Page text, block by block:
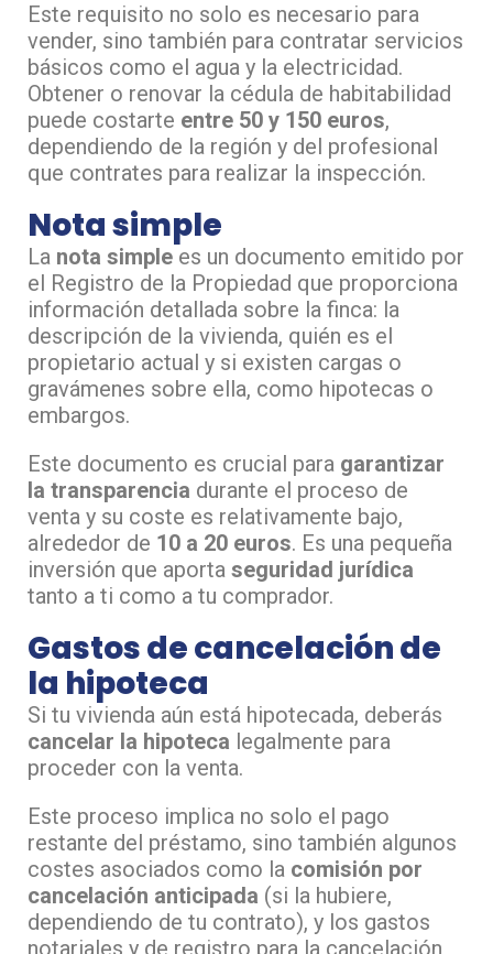
Este requisito no solo es necesario para
vender, sino también para contratar servicios
básicos como el agua y la electricidad.
Obtener o renovar la cédula de habitabilidad
puede costarte entre 50 y 150 euros,
dependiendo de la región y del profesional
que contrates para realizar la inspección.
Nota simple
La nota simple es un documento emitido por
el Registro de la Propiedad que proporciona
información detallada sobre la finca: la
descripción de la vivienda, quién es el
propietario actual y si existen cargas o
gravámenes sobre ella, como hipotecas o
embargos.
Este documento es crucial para garantizar
la transparencia durante el proceso de
venta y su coste es relativamente bajo,
alrededor de 10 a 20 euros. Es una pequeña
inversión que aporta seguridad jurídica
tanto a ti como a tu comprador.
Gastos de cancelación de
la hipoteca
Si tu vivienda aún está hipotecada, deberás
cancelar la hipoteca legalmente para
proceder con la venta.
Este proceso implica no solo el pago
restante del préstamo, sino también algunos
costes asociados como la comisión por
cancelación anticipada (si la hubiere,
dependiendo de tu contrato), y los gastos
notariales y de registro para la cancelación